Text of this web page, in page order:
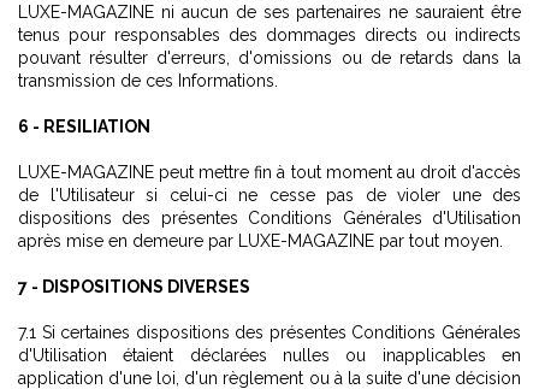
LUXE-MAGAZINE ni aucun de ses partenaires ne sauraient être
tenus pour responsables des dommages directs ou indirects
pouvant résulter d'erreurs, d'omissions ou de retards dans la
transmission de ces Informations.
6 - RESILIATION
LUXE-MAGAZINE peut mettre fin à tout moment au droit d'accès
de l'Utilisateur si celui-ci ne cesse pas de violer une des
dispositions des présentes Conditions Générales d'Utilisation
après mise en demeure par LUXE-MAGAZINE par tout moyen.
7 - DISPOSITIONS DIVERSES
7.1 Si certaines dispositions des présentes Conditions Générales
d'Utilisation étaient déclarées nulles ou inapplicables en
application d'une loi, d'un règlement ou à la suite d'une décision